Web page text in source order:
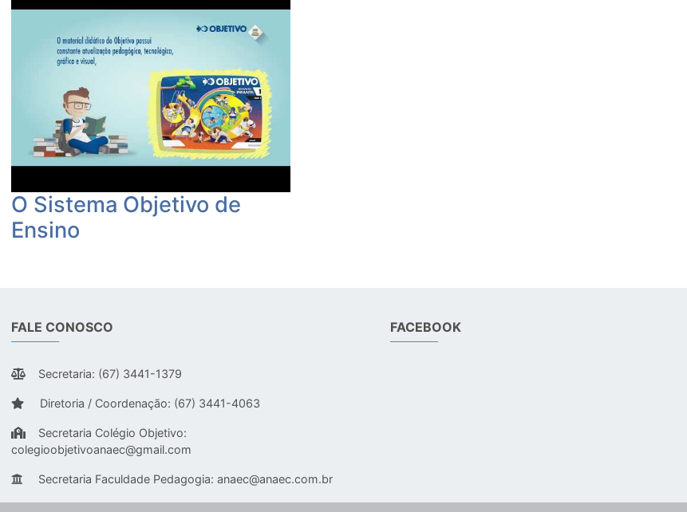
O Sistema Objetivo de
Ensino
FALE CONOSCO
Secretaria: (67) 3441-1379
Diretoria / Coordenação: (67) 3441-4063
Secretaria Colégio Objetivo:
colegioobjetivoanaec@gmail.com
Secretaria Faculdade Pedagogia: anaec@anaec.com.br
FACEBOOK